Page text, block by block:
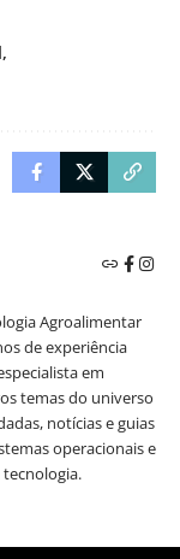
Agroalimentar
de experiência
em
temas do universo
notícias e guias
operacionais e